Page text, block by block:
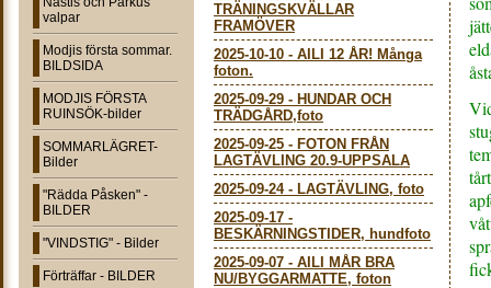
valpar
Modjis första sommar.
BILDSIDA
MODJIS FÖRSTA
RUINSÖK-bilder
SOMMARLÄGRET-
Bilder
"Rädda Påsken" -
BILDER
"VINDSTIG" - Bilder
Förträffar - BILDER
TRÄNINGSKVÄLLAR
FRAMÖVER
2025-10-10 - AILI 12 ÅR! Många
foton.
2025-09-29 - HUNDAR OCH
TRÄDGÅRD,foto
2025-09-25 - FOTON FRÅN
LAGTÄVLING 20.9-UPPSALA
2025-09-24- LAGTÄVLING, foto
2025-09-17 -
BESKÄRNINGSTIDER, hundfoto
2025-09-07 - AILI MÅR BRA
NU/BYGGARMATTE, foton